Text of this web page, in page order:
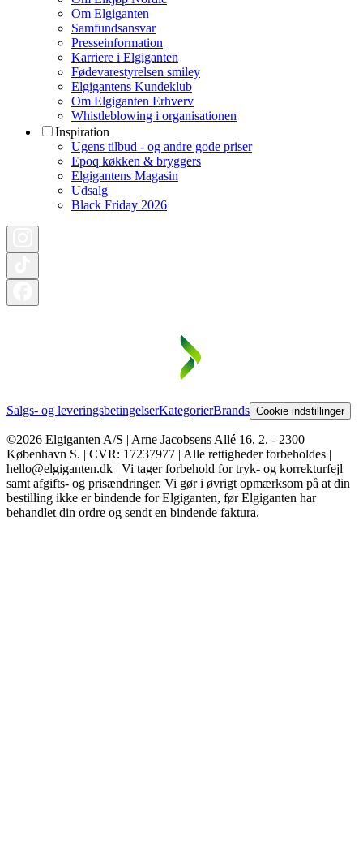
Om Elgiganten
Samfundsansvar
Presseinformation
Karriere i Elgiganten
Fødevarestyrelsen smiley
Elgigantens Kundeklub
Om Elgiganten Erhverv
Whistleblowing i organisationen
Inspiration
Ugens tilbud - og andre gode priser
Epoq køkken & bryggers
Elgigantens Magasin
Udsalg
Black Friday 2026
Salgs- og leveringsbetingelserKategorierBrands Cookie indstillinger
©2026 Elgiganten A/S | Arne Jacobsens Allé 16, 2. - 2300
København S. | CVR: 17237977 | Alle rettigheder forbeholdes |
hello@elgiganten.dk | Vi tager forbehold for tryk- og korrekturfejl
samt afgifts- og prisændringer. Vi gør i øvrigt opmærksom på at din
bestilling ikke er bindende for Elgiganten, før Elgiganten har
behandlet din ordre og sendt en bindende faktura.